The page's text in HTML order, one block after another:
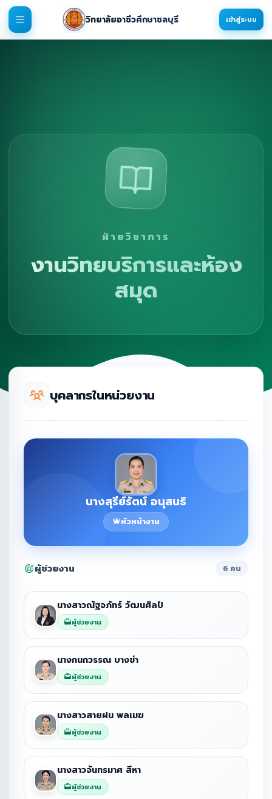
วิทยาลัยอาชีวศึกษาชลบุรี เข้าสู่ระบบ
ฝ่ายวิชาการ
งานวิทยบริการและห้อง
สมุด
บุคลากรในหน่วยงาน
นางสุรีย์รัตน์ อนุสนธิ
หัวหน้างาน
ผู้ช่วยงาน 6 คน
นางสาวณัฐจภัทร์ วัฒนศิลป์
ผู้ช่วยงาน
นางกนกวรรณ บางข่า
ผู้ช่วยงาน
นางสาวสายฝน พลเมฆ
ผู้ช่วยงาน
นางสาวจันทรมาศ สีหา
ผู้ช่วยงาน